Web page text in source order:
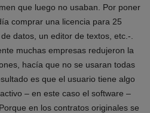
que luego no usaban. Por poner
comprar una licencia para 25
datos, un editor de textos, etc.-.
muchas empresas redujeron la
hacía que no se usaran todas
es que el usuario tiene algo
– en este caso el software –
en los contratos originales se